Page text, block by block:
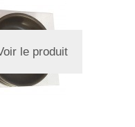
le produit